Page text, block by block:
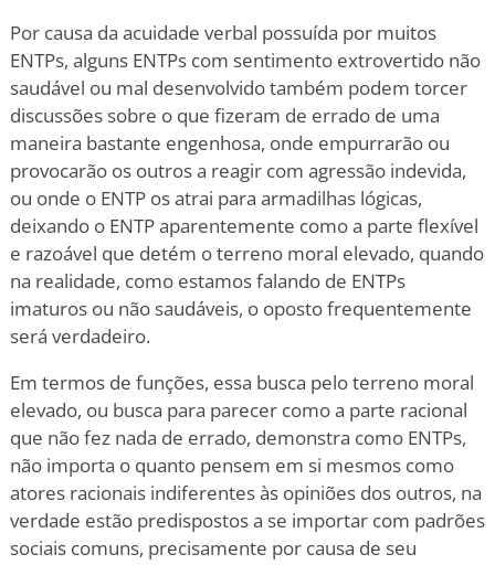
Por causa da acuidade verbal possuída por muitos
ENTPs, alguns ENTPs com sentimento extrovertido não
saudável ou mal desenvolvido também podem torcer
discussões sobre o que fizeram de errado de uma
maneira bastante engenhosa, onde empurrarão ou
provocarão os outros a reagir com agressão indevida,
ou onde o ENTP os atrai para armadilhas lógicas,
deixando o ENTP aparentemente como a parte flexível
e razoável que detém o terreno moral elevado, quando
na realidade, como estamos falando de ENTPs
imaturos ou não saudáveis, o oposto frequentemente
será verdadeiro.
Em termos de funções, essa busca pelo terreno moral
elevado, ou busca para parecer como a parte racional
que não fez nada de errado, demonstra como ENTPs,
não importa o quanto pensem em si mesmos como
atores racionais indiferentes às opiniões dos outros, na
verdade estão predispostos a se importar com padrões
sociais comuns, precisamente por causa de seu